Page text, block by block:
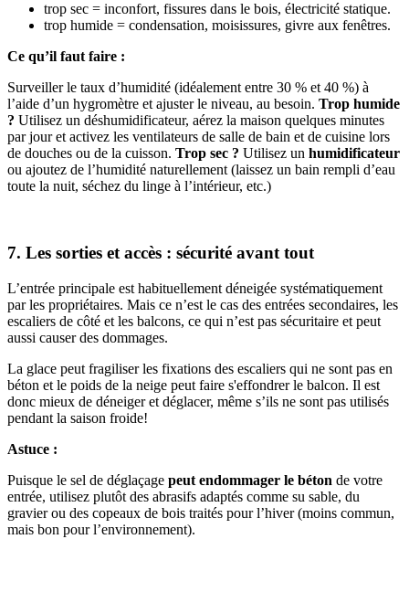
trop sec = inconfort, fissures dans le bois, électricité statique.
trop humide = condensation, moisissures, givre aux fenêtres.
Ce qu’il faut faire :
Surveiller le taux d’humidité (idéalement entre 30 % et 40 %) à
l’aide d’un hygromètre et ajuster le niveau, au besoin. Trop humide
? Utilisez un déshumidificateur, aérez la maison quelques minutes
par jour et activez les ventilateurs de salle de bain et de cuisine lors
de douches ou de la cuisson. Trop sec ? Utilisez un humidificateur
ou ajoutez de l’humidité naturellement (laissez un bain rempli d’eau
toute la nuit, séchez du linge à l’intérieur, etc.)
7. Les sorties et accès : sécurité avant tout
L’entrée principale est habituellement déneigée systématiquement
par les propriétaires. Mais ce n’est le cas des entrées secondaires, les
escaliers de côté et les balcons, ce qui n’est pas sécuritaire et peut
aussi causer des dommages.
La glace peut fragiliser les fixations des escaliers qui ne sont pas en
béton et le poids de la neige peut faire s'effondrer le balcon. Il est
donc mieux de déneiger et déglacer, même s’ils ne sont pas utilisés
pendant la saison froide!
Astuce :
Puisque le sel de déglaçage peut endommager le béton de votre
entrée, utilisez plutôt des abrasifs adaptés comme su sable, du
gravier ou des copeaux de bois traités pour l’hiver (moins commun,
mais bon pour l’environnement).